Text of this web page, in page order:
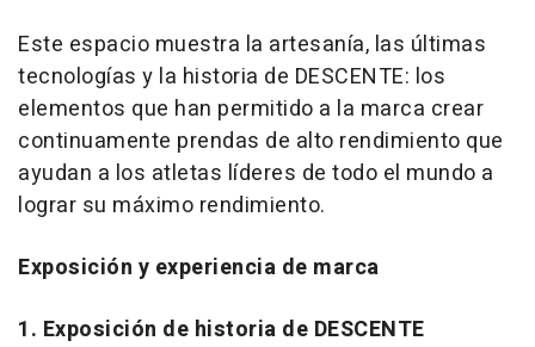
Este espacio muestra la artesanía, las últimas
tecnologías y la historia de DESCENTE: los
elementos que han permitido a la marca crear
continuamente prendas de alto rendimiento que
ayudan a los atletas líderes de todo el mundo a
lograr su máximo rendimiento.
Exposición y experiencia de marca
1. Exposición de historia de DESCENTE